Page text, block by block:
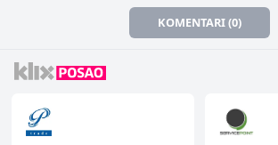
KOMENTARI (0)